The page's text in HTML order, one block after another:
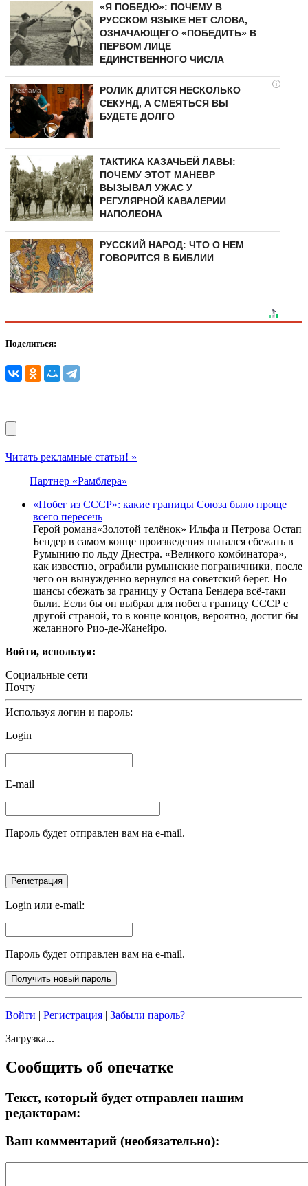
«Я ПОБЕДЮ»: ПОЧЕМУ В
РУССКОМ ЯЗЫКЕ НЕТ СЛОВА,
ОЗНАЧАЮЩЕГО «ПОБЕДИТЬ» В
ПЕРВОМ ЛИЦЕ
ЕДИНСТВЕННОГО ЧИСЛА
i
РОЛИК ДЛИТСЯ НЕСКОЛЬКО
СЕКУНД, А СМЕЯТЬСЯ ВЫ
БУДЕТЕ ДОЛГО
ТАКТИКА КАЗАЧЬЕЙ ЛАВЫ:
ПОЧЕМУ ЭТОТ МАНЕВР
ВЫЗЫВАЛ УЖАС У
РЕГУЛЯРНОЙ КАВАЛЕРИИ
НАПОЛЕОНА
РУССКИЙ НАРОД: ЧТО О НЕМ
ГОВОРИТСЯ В БИБЛИИ
Поделиться:
Читать рекламные статьи! »
Партнер «Рамблера»
«Побег из СССР»: какие границы Союза было проще
всего пересечь
Герой романа«Золотой телёнок» Ильфа и Петрова Остап
Бендер в самом конце произведения пытался сбежать в
Румынию по льду Днестра. «Великого комбинатора»,
как известно, ограбили румынские пограничники, после
чего он вынужденно вернулся на советский берег. Но
шансы сбежать за границу у Остапа Бендера всё-таки
были. Если бы он выбрал для побега границу СССР с
другой страной, то в конце концов, вероятно, достиг бы
желанного Рио-де-Жанейро.
Войти, используя:
Социальные сети
Почту
Используя логин и пароль:
Login
E-mail
Пароль будет отправлен вам на e-mail.
Login или e-mail:
Пароль будет отправлен вам на e-mail.
Войти | Регистрация | Забыли пароль?
Загрузка...
Сообщить об опечатке
Текст, который будет отправлен нашим
редакторам:
Ваш комментарий (необязательно):